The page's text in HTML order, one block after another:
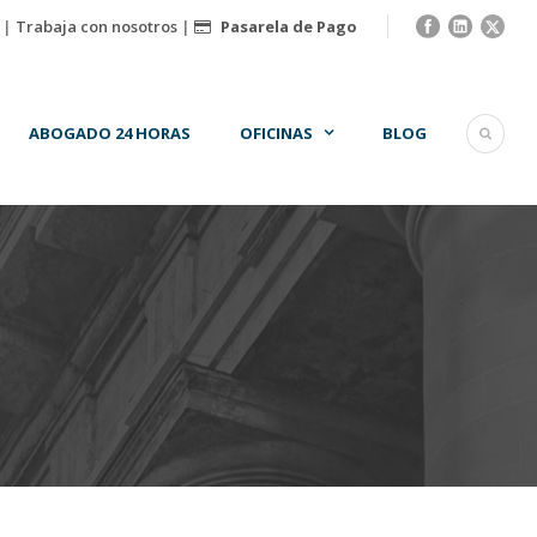
| Trabaja con nosotros | Pasarela de Pago
ABOGADO 24 HORAS OFICINAS BLOG